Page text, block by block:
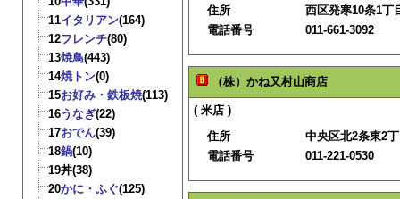
11イタリアン(164)
12フレンチ(80)
13焼鳥(443)
14焼トン(0)
15お好み・鉄板焼(113)
16うなぎ(22)
17おでん(39)
18鍋(10)
19丼(38)
20かに・ふぐ(125)
住所
西区発寒10条1丁
電話番号
011-661-3092
（株）かね又村山商店
( 米店 )
住所
中央区北2条東2
電話番号
011-221-0530